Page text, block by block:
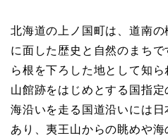
北海道の上ノ国町は、道南
に面した歴史と自然のまち
ら根を下ろした地として知
山館跡をはじめとする国指定
海沿いを走る国道沿いには
あり、夷王山からの眺めや